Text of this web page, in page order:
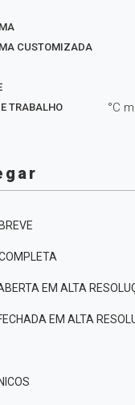
CUSTOMIZADA
TRABALHO °C
EM ALTA
EM ALTA